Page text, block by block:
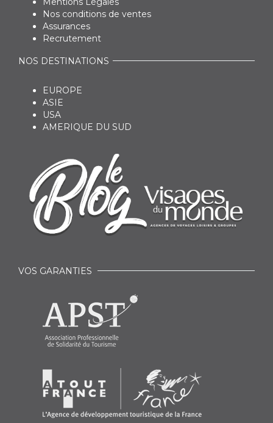
Nos conditions de ventes
Assurances
Recrutement
NOS DESTINATIONS
EUROPE
ASIE
USA
AMERIQUE DU SUD
VOS GARANTIES